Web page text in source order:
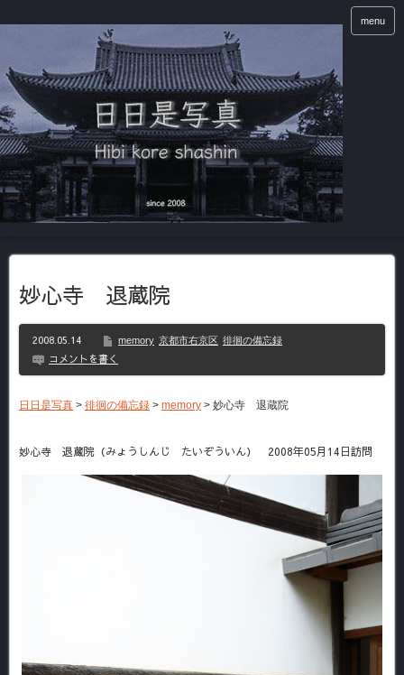
menu
妙心寺 退蔵院
2008.05.14 memory 京都市右京区 徘徊の備忘録
コメントを書く
日日是写真 > 徘徊の備忘録 > memory > 妙心寺 退蔵院
妙心寺 退蔵院（みょうしんじ たいぞういん） 2008年05月14日訪問